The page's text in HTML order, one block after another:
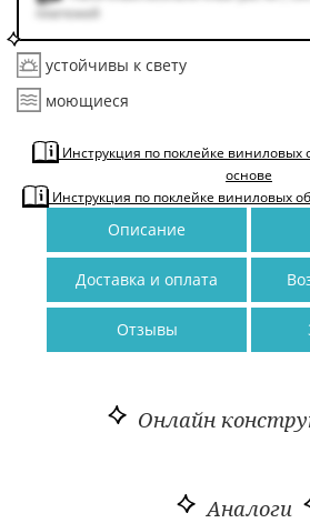
платежей
устойчивы к свету
моющиеся
Инструкция по поклейке
основе
Инструкция по поклейке виниловых
Описание
Доставка и оплата
Отзывы
Онлайн
Аналоги